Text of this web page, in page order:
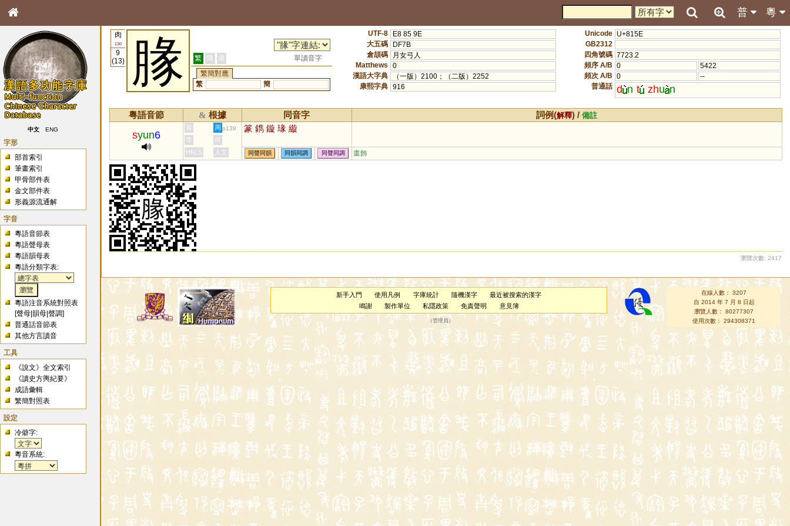
粵
普
中文 ENG
字形
部首索引
筆畫索引
甲骨部件表
金文部件表
形義源流通解
字音
粵語音節表
粵語聲母表
粵語韻母表
粵語分類字表:
粵語注音系統對照表
[聲母 |韻母 |聲調]
普通話音節表
其他方言讀音
工具
《說文》全文索引
《讀史方輿紀要》
成語彙輯
繁簡對照表
設定
冷僻字:
粵音系統:
肉
130
9
(13)
腞 繁 簡 港
單讀音字
繁簡對應
繁
簡
UTF-8
E8 85 9E
大五碼
DF7B
倉頡碼
月女弓人
Matthews
0
漢語大字典
（一版）2100；（二版）2252
康熙字典 916
Unicode U+815E
GB2312
四角號碼 7723.2
頻序 A/B 0
5422
頻次 A/B 0
--
普通話 d n t zhu n
粵語音節 & 根據 同音字 詞例(解釋) /備註
syun6
黃 周 p139 篆 鐫 鏇 瑑 縼
李
何
HKLS
人文 同聲同韻 同韻同調 同聲同調 畫飾
瀏覽次數: 2417
新手入門 使用凡例 字庫統計 隨機漢字
最近被搜索的漢字
鳴謝
製作單位 私隱政策 免責聲明 意見簿
（管理員 ）
在線人數： 3207
自 2014 年 7 月 8 日起
瀏覽人數： 80277307
使用次數： 294308371